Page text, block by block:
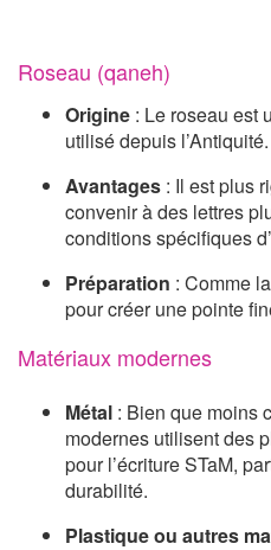
Roseau (qaneh)
Origine : Le roseau est
utilisé depuis l’Antiquité.
Avantages : Il est plus
convenir à des lettres
conditions spécifiques
Préparation : Comme
pour créer une pointe
Matériaux modernes
Métal : Bien que moins
modernes utilisent des
pour l’écriture STaM,
durabilité.
Plastique ou autres